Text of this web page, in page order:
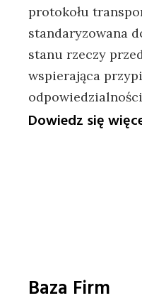
protokołu
standaryzowana
stanu rzeczy
wspierająca
Dowiedz się
Baza Firm